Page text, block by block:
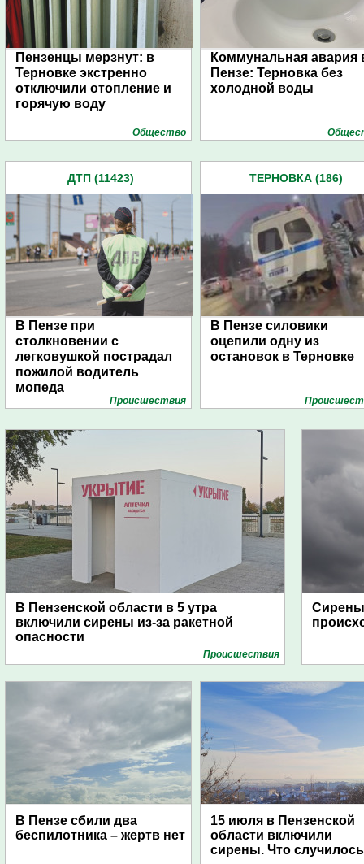
Пензенцы мерзнут: в
Терновке экстренно
отключили отопление и
горячую воду
Общество
Коммунальная авария
Пензе: Терновка без
холодной воды
ДТП (11423)
В Пензе при
столкновении с
легковушкой пострадал
пожилой водитель
мопеда
Проиcшествия
ТЕРНОВКА (186)
В Пензе силовики
оцепили одну из
остановок в Терновке
В Пензенской области в 5 утра
включили сирены из-за ракетной
опасности
Проиcшествия
Сирены
В Пензе сбили два
беспилотника – жертв нет
15 июля в Пензенской
области включили
сирены. Что